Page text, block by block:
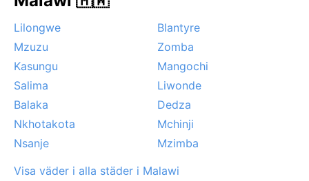
notera är de kraftiga åskovädren som drar in över
sjön under regnperiodens början och slut – de kan
vara imponerande men också medföra lokala
översvämningar. Monsoon finns inte här, men sjön har
en egen påverkan på vindarna och skapar en behaglig
bris under den torra årstiden. För den
väderintresserade erbjuder Karonga en tydlig
kontrast mellan regn och sol.
Lilongwe
Blantyre
Mzuzu
Zomba
Kasungu
Mangochi
Salima
Liwonde
Balaka
Dedza
Nkhotakota
Mchinji
Nsanje
Mzimba
Visa väder i alla städer i Malawi